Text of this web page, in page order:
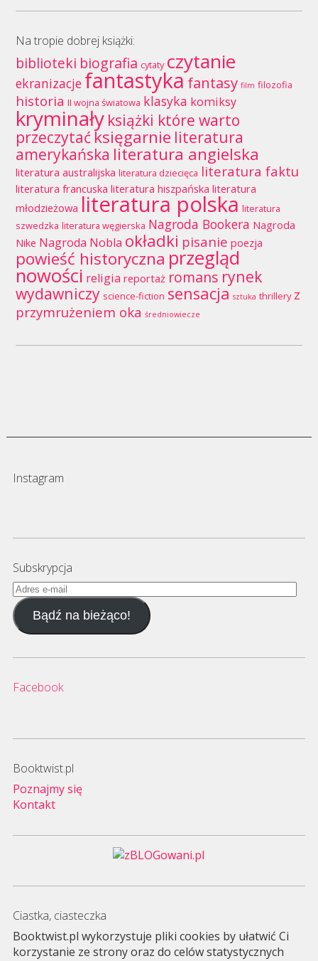
Na tropie dobrej książki:
biblioteki biografia cytaty czytanie
ekranizacje fantastykafantasy film filozofia
historia II wojna światowa klasyka komiksy
kryminały książki które warto
przeczytaćksięgarnie literatura
amerykańska literatura angielska
literatura australijska literatura dziecięca literatura faktu
literatura francuska literatura hiszpańska literatura
młodzieżowa literatura polska literatura
szwedzka literatura węgierska Nagroda Bookera Nagroda
Nike Nagroda Nobla okładki pisanie poezja
powieść historyczna przegląd
nowości religia reportaż romans rynek
wydawniczy science-fiction sensacja sztuka thrillery z
przymrużeniem oka średniowiecze
Instagram
Subskrypcja
Adres
e-
mailBądź na bieżąco!
Facebook
Booktwist.pl
Poznajmy się
Kontakt
Ciastka, ciasteczka
Booktwist.pl wykorzystuje pliki cookies by ułatwić Ci
korzystanie ze strony oraz do celów statystycznych